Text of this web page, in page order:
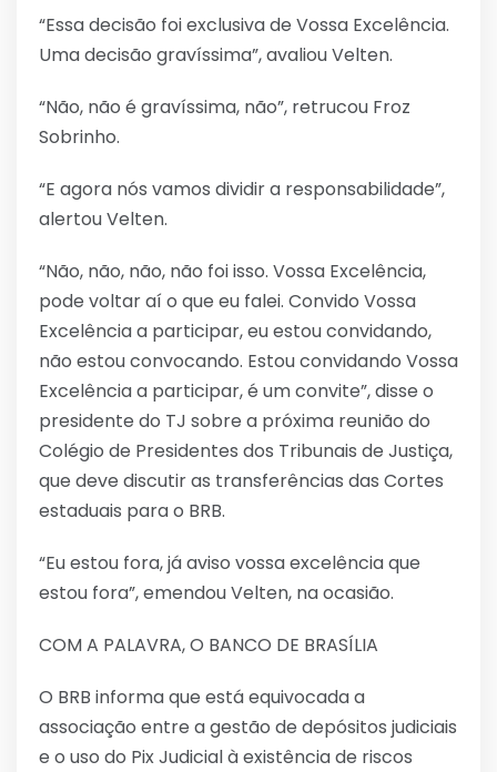
“Essa decisão foi exclusiva de Vossa Excelência.
Uma decisão gravíssima”, avaliou Velten.
“Não, não é gravíssima, não”, retrucou Froz
Sobrinho.
“E agora nós vamos dividir a responsabilidade”,
alertou Velten.
“Não, não, não, não foi isso. Vossa Excelência,
pode voltar aí o que eu falei. Convido Vossa
Excelência a participar, eu estou convidando,
não estou convocando. Estou convidando Vossa
Excelência a participar, é um convite”, disse o
presidente do TJ sobre a próxima reunião do
Colégio de Presidentes dos Tribunais de Justiça,
que deve discutir as transferências das Cortes
estaduais para o BRB.
“Eu estou fora, já aviso vossa excelência que
estou fora”, emendou Velten, na ocasião.
COM A PALAVRA, O BANCO DE BRASÍLIA
O BRB informa que está equivocada a
associação entre a gestão de depósitos judiciais
e o uso do Pix Judicial à existência de riscos